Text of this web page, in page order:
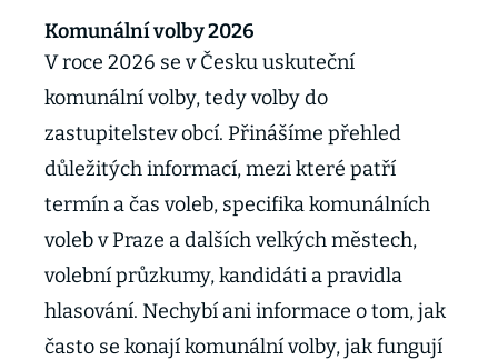
Komunální volby 2026
V roce 2026 se v Česku uskuteční
komunální volby, tedy volby do
zastupitelstev obcí. Přinášíme přehled
důležitých informací, mezi které patří
termín a čas voleb, specifika komunálních
voleb v Praze a dalších velkých městech,
volební průzkumy, kandidáti a pravidla
hlasování. Nechybí ani informace o tom, jak
často se konají komunální volby, jak fungují